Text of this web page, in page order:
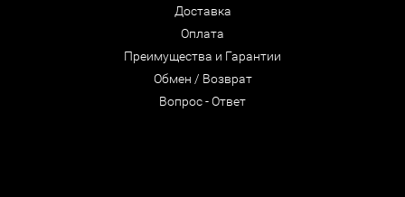
Доставка
Оплата
Преимущества и Гарантии
Обмен / Возврат
Вопрос - Ответ